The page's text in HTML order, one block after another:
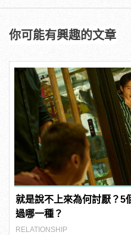
你可能有興趣的文章
就是說不上來為何討厭？5
過哪一種？
RELATIONSHIP